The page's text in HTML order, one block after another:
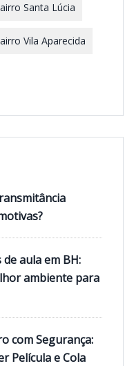
Santa Lúcia
Vila Aparecida
aula em BH:
ambiente para
com Segurança:
Película e Cola